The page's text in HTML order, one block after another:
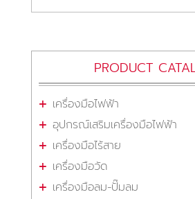
PRODUCT
เครื่องมือไฟฟ้า
อุปกรณ์เสริมเครื่องมือไฟฟ้า
เครื่องมือไร้สาย
เครื่องมือวัด
เครื่องมือลม-ปั๊มลม